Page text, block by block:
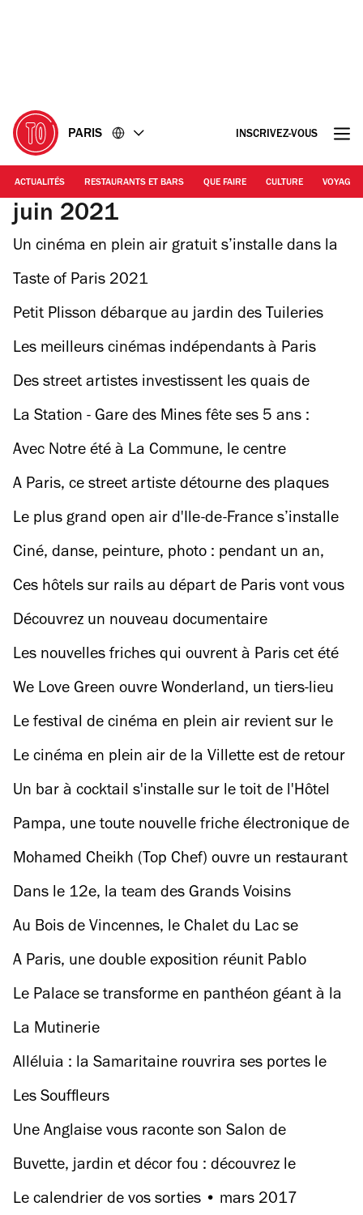
PARIS INSCRIVEZ-VOUS
ACTUALITÉS RESTAURANTS ET BARS QUE FAIRE CULTURE VOYAGE
juin 2021
Un cinéma en plein air gratuit s’installe dans la
cour d’Honneur du Château de Vincennes
Taste of Paris 2021
Petit Plisson débarque au jardin des Tuileries
avec une terrasse de 240 places
Les meilleurs cinémas indépendants à Paris
Des street artistes investissent les quais de
Seine avec des fresques monumentales
La Station - Gare des Mines fête ses 5 ans :
venez célébrer notre lieu fétiche !
Avec Notre été à La Commune, le centre
dramatique entame un mois de festivités à
Aubervilliers
A Paris, ce street artiste détourne des plaques
commémoratives et c’est très drôle
Le plus grand open air d'Ile-de-France s’installe
sur le Parvis de La Défense
Ciné, danse, peinture, photo : pendant un an,
Paris se pare aux couleurs de l’Australie
Ces hôtels sur rails au départ de Paris vont vous
faire voyager dans toute l’Europe
Découvrez un nouveau documentaire
passionnant sur l’influence de la musique sur la
société
Les nouvelles friches qui ouvrent à Paris cet été
We Love Green ouvre Wonderland, un tiers-lieu
de 6 000 mètres carrés dans le 20e
Le festival de cinéma en plein air revient sur le
toit de la Machine du Moulin Rouge
Le cinéma en plein air de la Villette est de retour
et on vous dit tout !
Un bar à cocktail s'installe sur le toit de l'Hôtel
Rochechouart (Montmartre)
Pampa, une toute nouvelle friche électronique de
4000 m2 va ouvrir en juillet
Mohamed Cheikh (Top Chef) ouvre un restaurant
éphémère au Jardin des Plantes
Dans le 12e, la team des Grands Voisins
s’apprête à occuper une nouvelle friche
Au Bois de Vincennes, le Chalet du Lac se
transforme en immense Beach Club
A Paris, une double exposition réunit Pablo
Picasso et Auguste Rodin
Le Palace se transforme en panthéon géant à la
gloire de David Bowie
La Mutinerie
Alléluia : la Samaritaine rouvrira ses portes le
19 juin à Paris
Les Souffleurs
Une Anglaise vous raconte son Salon de
l'agriculture 2017
Buvette, jardin et décor fou : découvrez le
Sample, toute nouvelle friche à Bagnolet
Le calendrier de vos sorties • mars 2017